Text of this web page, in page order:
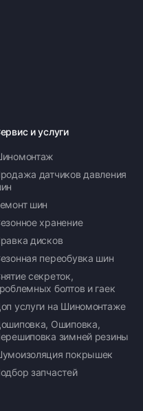
при получении,
кредита и
Юр.Лица
и услуги
датчиков давления
шин
хранение
дисков
переобувка шин
секреток,
болтов и гаек
услуги на Шиномонтаже
Ошиповка,
зимней резины
покрышек
запчастей